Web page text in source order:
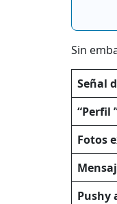
Sin
Señal
“Perfil
Fotos
Pushy